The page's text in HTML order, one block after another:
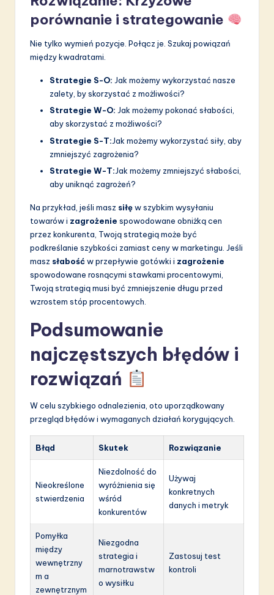
porównanie i strategowanie
Nie tylko wymień pozycje. Połącz je. Szukaj powiązań
między kwadratami.
Strategie S-O: Jak możemy wykorzystać nasze
zalety, by skorzystać z możliwości?
Strategie W-O: Jak możemy pokonać słabości,
aby skorzystać z możliwości?
Strategie S-T:Jak możemy wykorzystać siły, aby
zmniejszyć zagrożenia?
Strategie W-T:Jak możemy zmniejszyć słabości,
aby uniknąć zagrożeń?
Na przykład, jeśli masz siłęw szybkim wysyłaniu
towarów i zagrożenie spowodowane obniżką cen
przez konkurenta, Twoją strategią może być
podkreślanie szybkości zamiast ceny w marketingu. Jeśli
masz słabośćw przepływie gotówki i zagrożenie
spowodowane rosnącymi stawkami procentowymi,
Twoją strategią musi być zmniejszenie długu przed
wzrostem stóp procentowych.
Podsumowanie
najczęstszych błędów i
rozwiązań
W celu szybkiego odnalezienia, oto uporządkowany
przegląd błędów i wymaganych działań korygujących.
Błąd Skutek Rozwiązanie
Nieokreślone
stwierdzenia
Niezdolność do
wyróżnienia się
wśród
konkurentów
Używaj
konkretnych
danych i metryk
Pomyłka
między
wewnętrzny
m a
zewnętrznym
Niezgodna
strategia i
marnotrawstw
o wysiłku
Zastosuj test
kontroli